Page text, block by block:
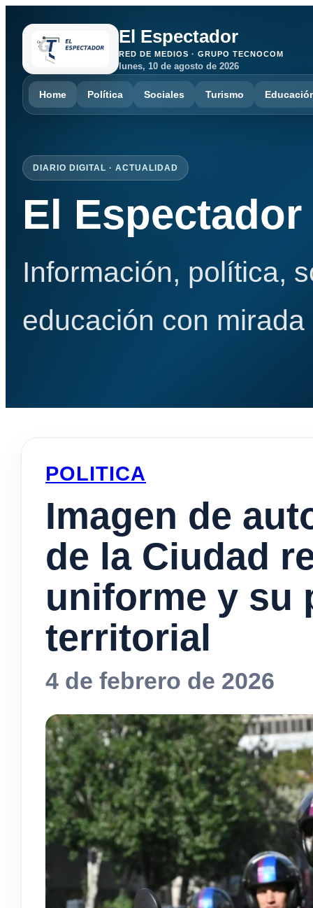
El Espectador
RED DE MEDIOS · GRUPO TECNOCOM
lunes, 10 de agosto de 2026
Home Política Sociales Turismo
DIARIO DIGITAL · ACTUALIDAD
El Espectador
Información, política,
educación con
POLITICA
Imagen de
de la Ciudad
uniforme y su
territorial
4 de febrero de 2026